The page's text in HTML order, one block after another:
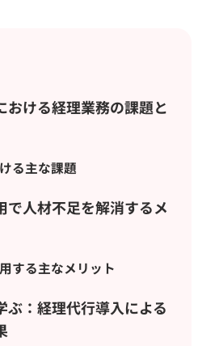
おける経理業務の課題と
る主な課題
で人材不足を解消するメ
する主なメリット
ぶ：経理代行導入による